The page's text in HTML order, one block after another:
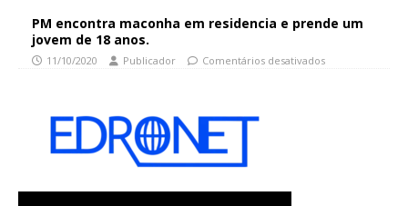
PM encontra maconha em residencia e prende um
jovem de 18 anos.
11/10/2020 Publicador Comentários desativados